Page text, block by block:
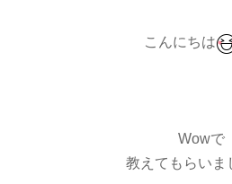
こんにちは
Wowで
教えてもらいま